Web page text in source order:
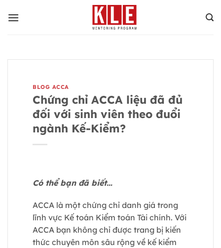
qua
BLOG ACCA
Chứng chỉ ACCA liệu đã đủ
đối với sinh viên theo đuổi
ngành Kế-Kiểm?
Có thể bạn đã biết…
ACCA là một chứng chỉ danh giá trong
lĩnh vực Kế toán Kiểm toán Tài chính. Với
ACCA bạn không chỉ được trang bị kiến
thức chuyên môn sâu rộng về kế kiểm